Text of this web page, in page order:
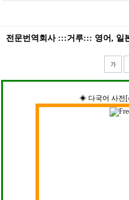
전문번역회사 :::거루::: 영어, 일
◈ 다국어 사전